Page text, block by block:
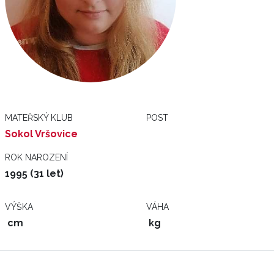
MATEŘSKÝ KLUB
Sokol Vršovice
POST
ROK NAROZENÍ
1995 (31 let)
VÝŠKA
cm
VÁHA
kg